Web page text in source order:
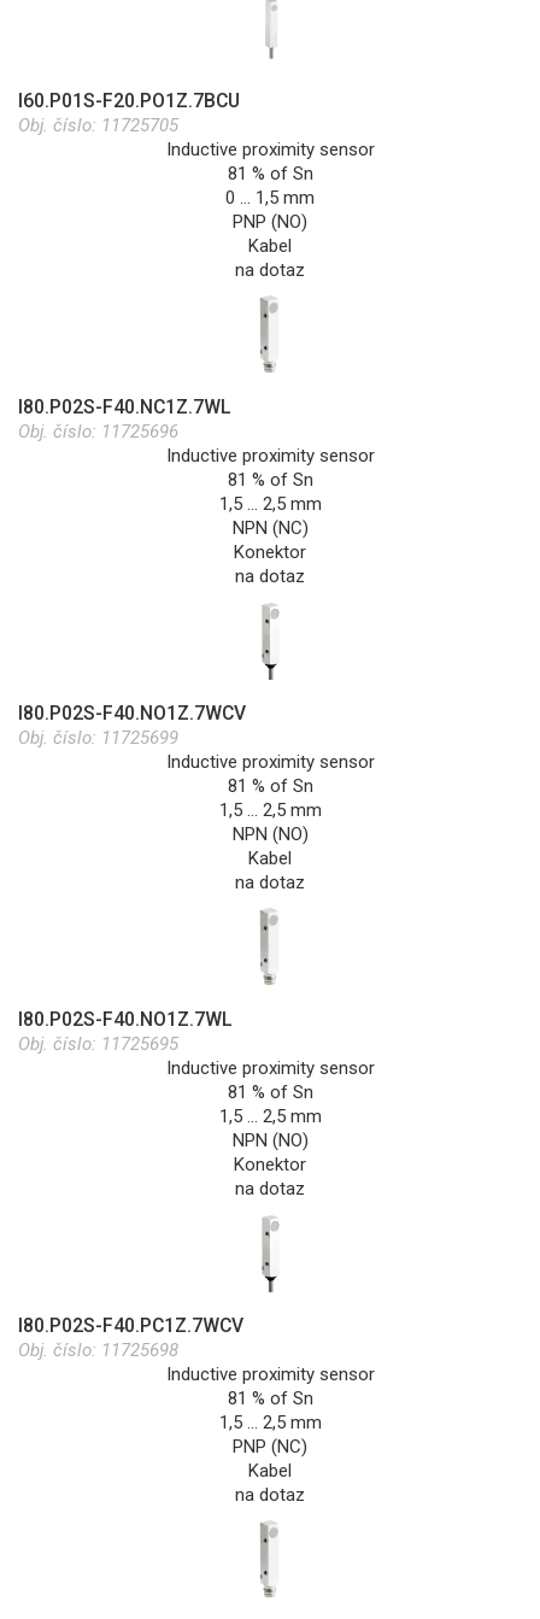
I60.P01S-F20.PO1Z.7BCU
Obj. číslo: 11725705
Inductive proximity sensor
81 % of Sn
0 … 1,5 mm
PNP (NO)
Kabel
na dotaz
I80.P02S-F40.NC1Z.7WL
Obj. číslo: 11725696
Inductive proximity sensor
81 % of Sn
1,5 … 2,5 mm
NPN (NC)
Konektor
na dotaz
I80.P02S-F40.NO1Z.7WCV
Obj. číslo: 11725699
Inductive proximity sensor
81 % of Sn
1,5 … 2,5 mm
NPN (NO)
Kabel
na dotaz
I80.P02S-F40.NO1Z.7WL
Obj. číslo: 11725695
Inductive proximity sensor
81 % of Sn
1,5 … 2,5 mm
NPN (NO)
Konektor
na dotaz
I80.P02S-F40.PC1Z.7WCV
Obj. číslo: 11725698
Inductive proximity sensor
81 % of Sn
1,5 … 2,5 mm
PNP (NC)
Kabel
na dotaz